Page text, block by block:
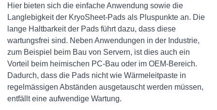
Hier bieten sich die einfache Anwendung sowie die
Langlebigkeit der KryoSheet-Pads als Pluspunkte an. Die
lange Haltbarkeit der Pads führt dazu, dass diese
wartungsfrei sind. Neben Anwendungen in der Industrie,
zum Beispiel beim Bau von Servern, ist dies auch ein
Vorteil beim heimischen PC-Bau oder im OEM-Bereich.
Dadurch, dass die Pads nicht wie Wärmeleitpaste in
regelmässigen Abständen ausgetauscht werden müssen,
entfällt eine aufwendige Wartung.